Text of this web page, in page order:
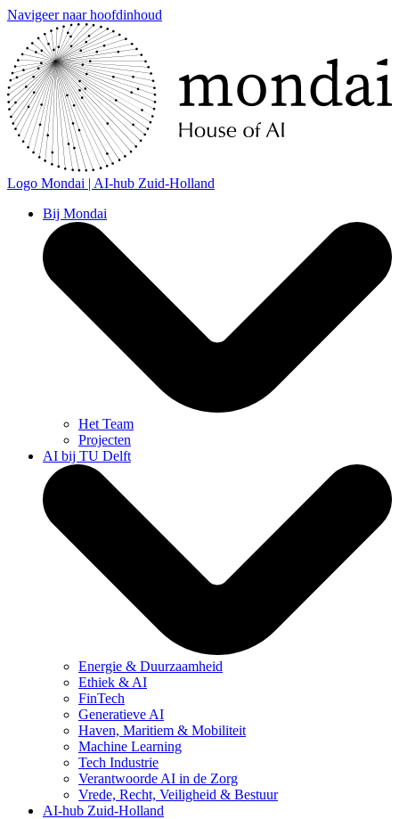
Navigeer naar hoofdinhoud
Logo Mondai | AI-hub Zuid-Holland
Bij Mondai
Het Team
Projecten
AI bij TU Delft
Energie & Duurzaamheid
Ethiek & AI
FinTech
Generatieve AI
Haven, Maritiem & Mobiliteit
Machine Learning
Tech Industrie
Verantwoorde AI in de Zorg
Vrede, Recht, Veiligheid & Bestuur
AI-hub Zuid-Holland